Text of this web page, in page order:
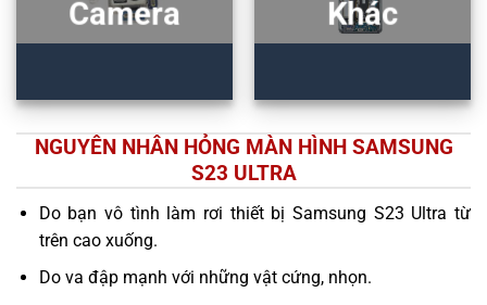
Camera Khác
NGUYÊN NHÂN HỎNG MÀN HÌNH SAMSUNG
S23 ULTRA
Do bạn vô tình làm rơi thiết bị Samsung S23 Ultra từ
trên cao xuống.
Do va đập mạnh với những vật cứng, nhọn.